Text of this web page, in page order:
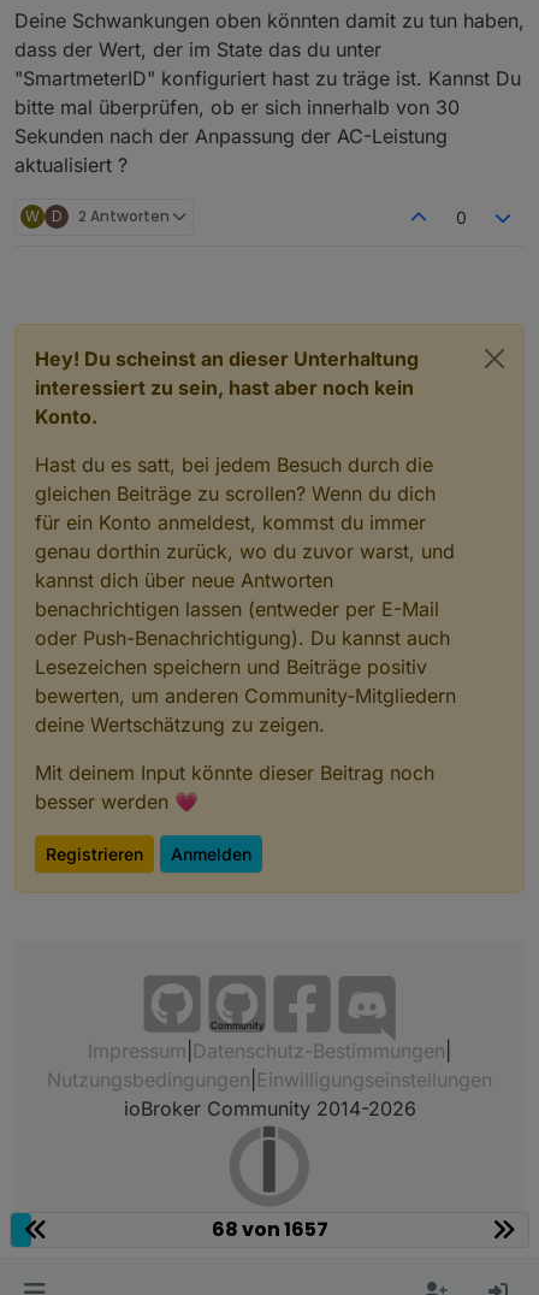
Home Assistant mit den jeweiligen Objekten in ioBroker
beobachtet. Diese laufen absolut synchron.
Das gleiche Verhalten habe ich gestern auch schon
Deine Schwankungen oben könnten damit zu tun haben,
dass der Wert, der im State das du unter
"SmartmeterID" konfiguriert hast zu träge ist. Kannst Du
bitte mal überprüfen, ob er sich innerhalb von 30
Sekunden nach der Anpassung der AC-Leistung
aktualisiert ?
W D 2 Antworten 0
Hey! Du scheinst an dieser Unterhaltung
interessiert zu sein, hast aber noch kein
Konto.
Hast du es satt, bei jedem Besuch durch die
gleichen Beiträge zu scrollen? Wenn du dich
für ein Konto anmeldest, kommst du immer
genau dorthin zurück, wo du zuvor warst, und
kannst dich über neue Antworten
benachrichtigen lassen (entweder per E-Mail
oder Push-Benachrichtigung). Du kannst auch
Lesezeichen speichern und Beiträge positiv
bewerten, um anderen Community-Mitgliedern
deine Wertschätzung zu zeigen.
Mit deinem Input könnte dieser Beitrag noch
besser werden 💗
Registrieren Anmelden
Community
Impressum Datenschutz-Bestimmungen
Nutzungsbedingungen Einwilligungseinstellungen
ioBroker Community 2014-2026
68 von 1657